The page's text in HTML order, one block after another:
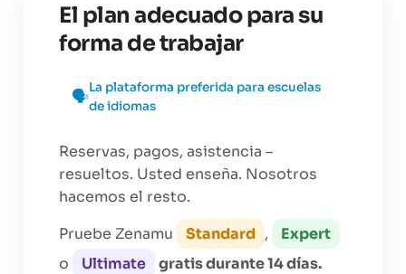
El plan adecuado para su
forma de trabajar
🗣️La plataforma preferida para escuelas
de idiomas
Reservas, pagos, asistencia –
resueltos. Usted enseña. Nosotros
hacemos el resto.
Pruebe Zenamu
Standard ,
Expert
o
Ultimate
gratis durante 14 días.